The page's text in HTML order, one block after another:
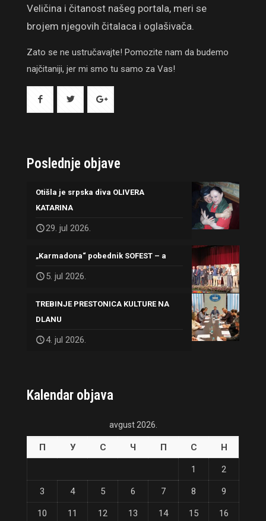
Veličina i čitanost našeg portala, meri se
brojem njegovih čitalaca i oglašivača.
Zato se ne ustručavajte! Pomozite nam da budemo
najčitaniji, jer mi smo tu samo za Vas!
Poslednje objave
Otišla je srpska diva OLIVERA
KATARINA
29. jul 2026.
„Karmadona“ pobednik SOFEST – a
5. jul 2026.
TREBINJE PRESTONICA KULTURE NA
DLANU
4. jul 2026.
Kalendar objava
avgust 2026.
П У С Ч П С Н
1 2
3 4 5 6 7 8 9
10 11 12 13 14 15 16